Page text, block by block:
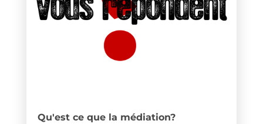
Qu'est ce que la médiation?